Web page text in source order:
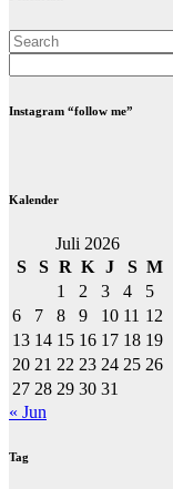
Instagram “follow me”
Kalender
Juli 2026
S
S R K J S M
1
2 3 4
5
6
7 8 9 10 11 12
13 14 15 16 17 18 19
20 21 22 23 24 25 26
27 28 29 30 31
« Jun
Tag